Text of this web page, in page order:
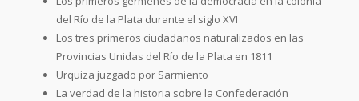
del Río de la Plata durante el siglo XVI
Los tres primeros ciudadanos naturalizados en las
Provincias Unidas del Río de la Plata en 1811
Urquiza juzgado por Sarmiento
La verdad de la historia sobre la Confederación